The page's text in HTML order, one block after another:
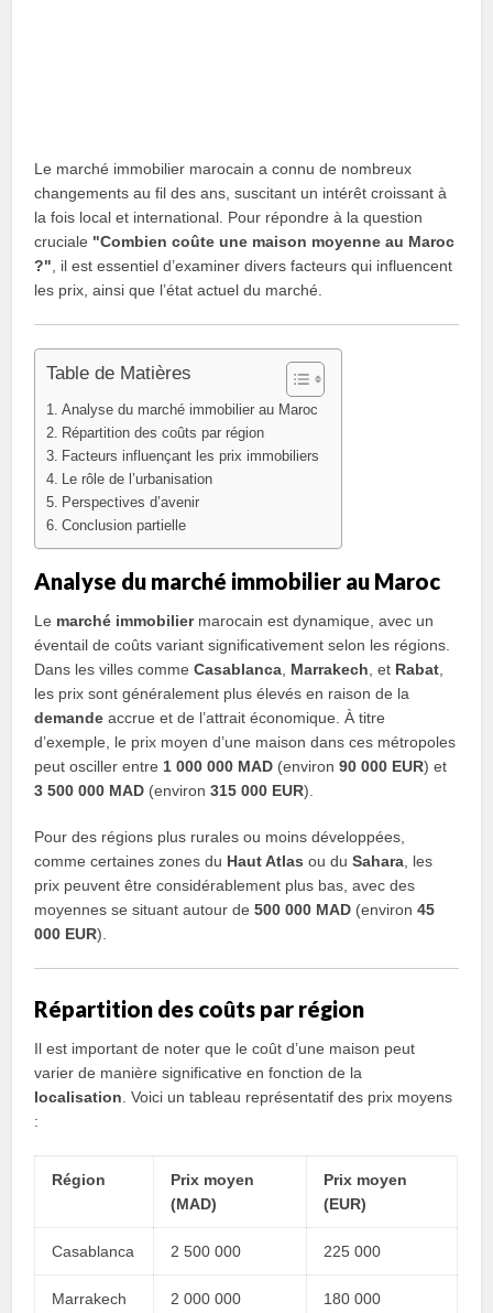
Le marché immobilier marocain a connu de nombreux
changements au fil des ans, suscitant un intérêt croissant à
la fois local et international. Pour répondre à la question
cruciale "Combien coûte une maison moyenne au Maroc
?" , il est essentiel d’examiner divers facteurs qui influencent
les prix, ainsi que l’état actuel du marché.
Table de Matières
Analyse du marché immobilier au Maroc
Répartition des coûts par région
Facteurs influençant les prix immobiliers
Le rôle de l’urbanisation
Perspectives d’avenir
Conclusion partielle
Analyse du marché immobilier au Maroc
Le marché immobiliermarocain est dynamique, avec un
éventail de coûts variant significativement selon les régions.
Dans les villes commeCasablanca Marrakech , et Rabat
les prix sont généralement plus élevés en raison de la
demande accrue et de l’attrait économique. À titre
d’exemple, le prix moyen d’une maison dans ces métropoles
peut osciller entre 1 000 000 MAD (environ90 000 EUR) et
3 500 000 MAD (environ315 000 EUR).
Pour des régions plus rurales ou moins développées,
comme certaines zones du Haut Atlas ou duSahara , les
prix peuvent être considérablement plus bas, avec des
moyennes se situant autour de500 000 MAD (environ45
000 EUR).
Répartition des coûts par région
Il est important de noter que le coût d’une maison peut
varier de manière significative en fonction de la
localisation . Voici un tableau représentatif des prix moyens
:
Région
Prix moyen
(MAD)
Prix moyen
(EUR)
Casablanca 2 500 000 225 000
Marrakech 2 000 000 180 000